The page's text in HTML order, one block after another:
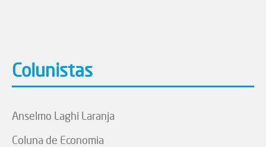
Colunistas
Anselmo Laghi Laranja
Coluna de Economia